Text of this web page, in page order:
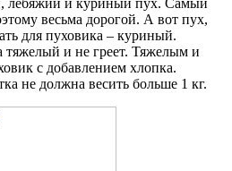
лебяжий и куриный пух. Самый
весьма дорогой. А вот пух,
для пуховика – куриный.
тяжелый и не греет. Тяжелым и
с добавлением хлопка.
не должна весить больше 1 кг.